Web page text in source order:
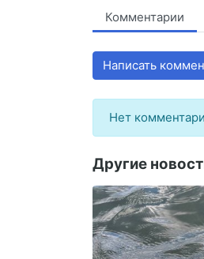
Комментарии
Написать
Нет
Другие